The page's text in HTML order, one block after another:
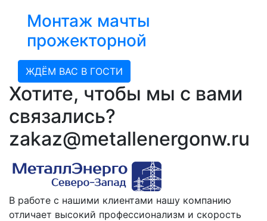
Монтаж мачты
прожекторной
ЖДЁМ ВАС В ГОСТИ
Хотите, чтобы мы с вами
связались?
zakaz@metallenergonw.ru
В работе с нашими клиентами нашу компанию
отличает высокий профессионализм и скорость